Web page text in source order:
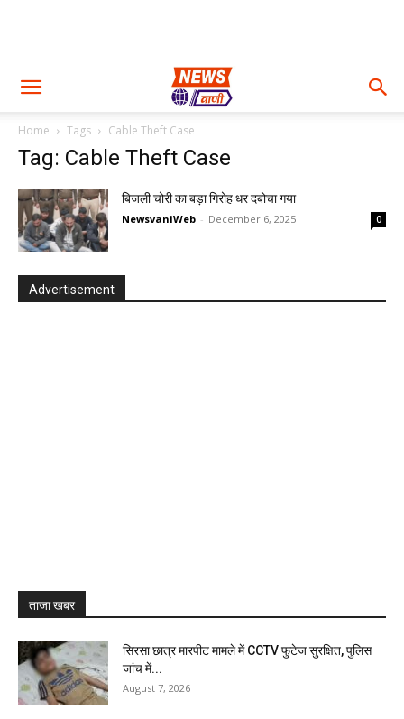
Home Tags Cable Theft Case
Tag: Cable Theft Case
बिजली चोरी का बड़ा गिरोह धर दबोचा गया
NewsvaniWeb - December 6, 2025 0
Advertisement
ताजा खबर
सिरसा छात्र मारपीट मामले में CCTV फुटेज सुरक्षित, पुलिस
जांच में...
August 7, 2026